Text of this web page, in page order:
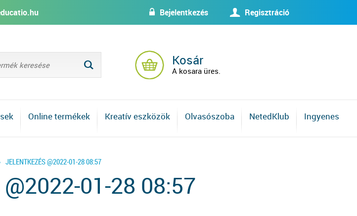
w Bejelentkezés U Regisztráció
L Kosár
A kosara üres.
Online termékek Kreatív eszközök Olvasószoba NetedKlub Ingyenes
JELENTKEZÉS @2022-01-28 08:57
01-28 08:57